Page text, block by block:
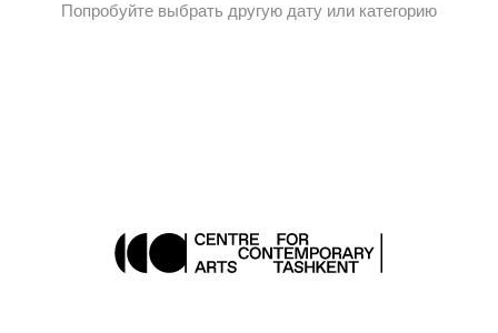
Попробуйте выбрать другую дату или категорию